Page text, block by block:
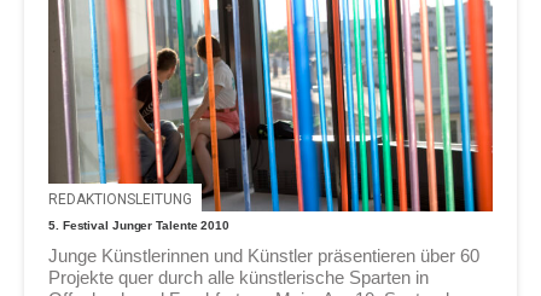
REDAKTIONSLEITUNG
5. Festival Junger Talente 2010
Junge Künstlerinnen und Künstler präsentieren über 60
Projekte quer durch alle künstlerische Sparten in